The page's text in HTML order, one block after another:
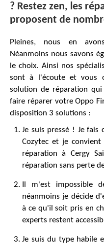
? Restez zen, les
proposent de
Pleines, nous en
Néanmoins nous savons
le choix. Ainsi nos
sont à l'écoute et vous
solution de réparation
faire réparer votre Oppo
disposition 3 solutions :
Je suis pressé ! Je fais
Cozytec et je
réparation à Cergy
réparation sans perte
Il m'est impossible
néanmoins je décide
à ce qu'il soit pris en
experts restent
Je suis du type habile